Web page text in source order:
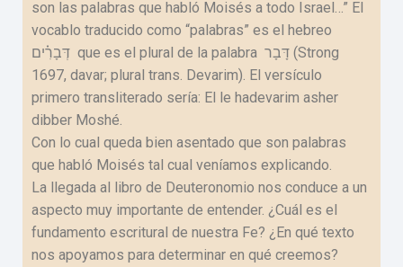
son las palabras que habló Moisés a todo Israel…” El
vocablo traducido como “palabras” es el hebreo
דְּבָרִ֗ים que es el plural de la palabra דָּבָר (Strong
1697, davar; plural trans. Devarim). El versículo
primero transliterado sería: El le hadevarim asher
dibber Moshé.
Con lo cual queda bien asentado que son palabras
que habló Moisés tal cual veníamos explicando.
La llegada al libro de Deuteronomio nos conduce a un
aspecto muy importante de entender. ¿Cuál es el
fundamento escritural de nuestra Fe? ¿En qué texto
nos apoyamos para determinar en qué creemos?